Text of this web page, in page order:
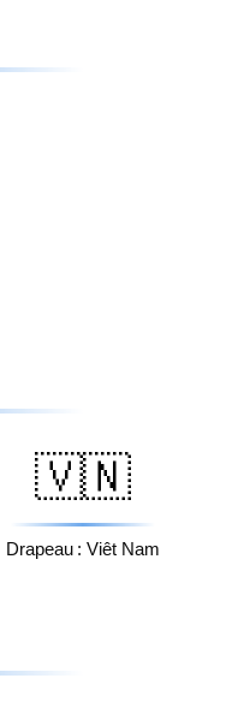
🇻🇳
Drapeau : Viêt Nam